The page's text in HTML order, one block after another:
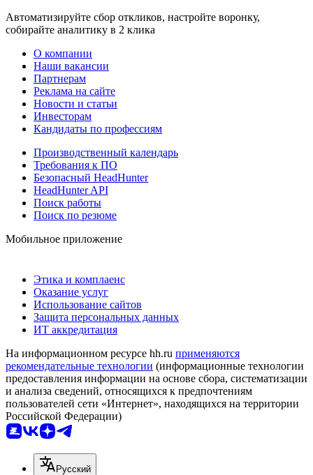
Автоматизируйте сбор откликов, настройте воронку,
собирайте аналитику в 2 клика
О компании
Наши вакансии
Партнерам
Реклама на сайте
Новости и статьи
Инвесторам
Кандидаты по профессиям
Производственный календарь
Требования к ПО
Безопасный HeadHunter
HeadHunter API
Поиск работы
Поиск по резюме
Мобильное приложение
Этика и комплаенс
Оказание услуг
Использование сайтов
Защита персональных данных
ИТ аккредитация
На информационном ресурсе hh.ru применяются
рекомендательные технологии (информационные технологии
предоставления информации на основе сбора, систематизации
и анализа сведений, относящихся к предпочтениям
пользователей сети «Интернет», находящихся на территории
Российской Федерации)
Русский